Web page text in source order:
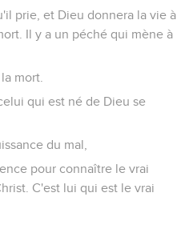
prie, et Dieu donnera la vie à
Il y a un péché qui mène à
mort.
qui est né de Dieu se
du mal,
pour connaître le vrai
C'est lui qui est le vrai